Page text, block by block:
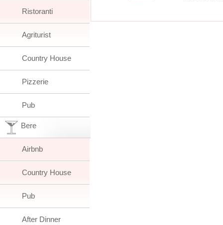
Ristoranti
Agriturist
Country House
Pizzerie
Pub
Bere
Airbnb
Country House
Pub
After Dinner